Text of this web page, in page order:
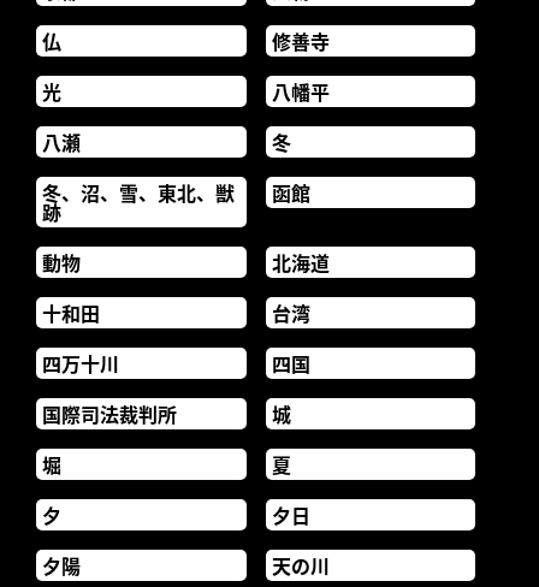
仏
修善寺
光
八幡平
八瀬
冬
冬、沼、雪、東北、獣
跡
函館
動物
北海道
十和田
台湾
四万十川
四国
国際司法裁判所
城
堀
夏
夕
夕日
夕陽
天の川